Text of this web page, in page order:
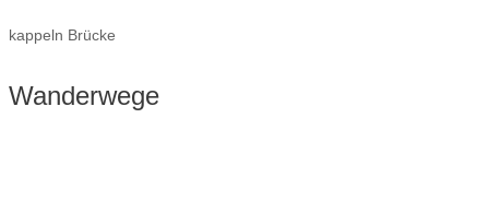
kappeln Brücke
Wanderwege